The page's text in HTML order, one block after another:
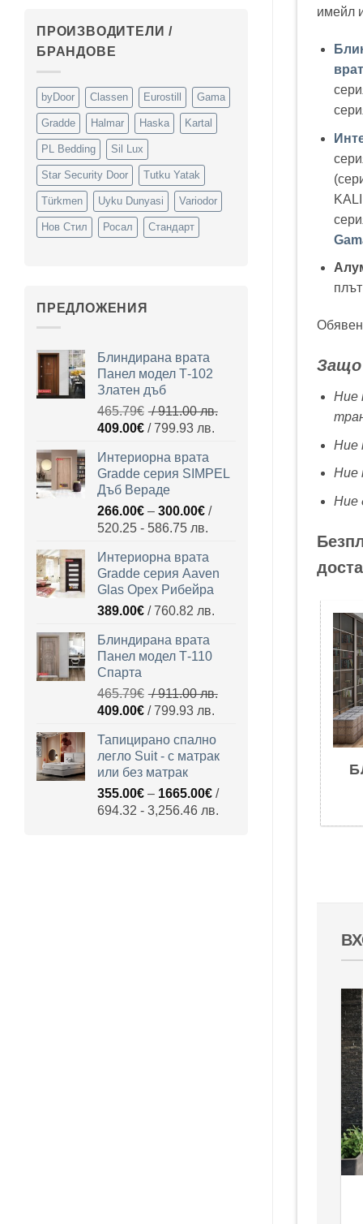
ПРОИЗВОДИТЕЛИ /
БРАНДОВЕ
byDoor Classen Eurostill Gama
Gradde Halmar Haska Kartal
PL Bedding Sil Lux
Star Security Door Tutku Yatak
Türkmen Uyku Dunyasi Variodor
Нов Стил Росал Стандарт
ПРЕДЛОЖЕНИЯ
Блиндирана врата
Панел модел Т-102
Златен дъб
465.79€ / 911.00 лв.
Original
was:
465.79€
/
911.00
лв..
409.00€ / 799.93 лв.
409.00€
Интериорна врата
Gradde серия SIMPEL
Дъб Вераде
266.00€ – 300.00€Price
range:
through
300.00€
/
520.25 - 586.75 лв.
Интериорна врата
Gradde серия Aaven
Glas Орех Рибейра
389.00€ / 760.82 лв.
Блиндирана врата
Панел модел Т-110
Спарта
465.79€ / 911.00 лв.
Original
was:
465.79€
/
911.00
лв..
409.00€ / 799.93 лв.
е:
409.00€
799.93
лв..
Тапицирано спално
легло Suit - с матрак
или без матрак
355.00€ – 1665.00€Price
range:
/
694.32 - 3,256.46 лв.
имейл
Защо
Ние
Ние
Ние
Ние